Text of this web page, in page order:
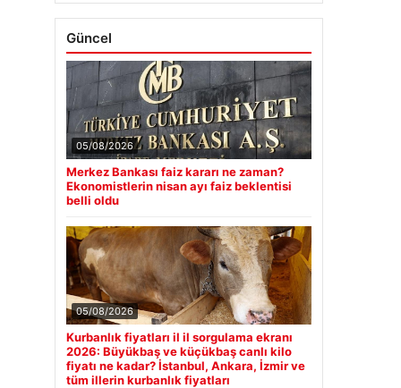
Güncel
05/08/2026
Merkez Bankası faiz kararı ne zaman?
Ekonomistlerin nisan ayı faiz beklentisi
belli oldu
05/08/2026
Kurbanlık fiyatları il il sorgulama ekranı
2026: Büyükbaş ve küçükbaş canlı kilo
fiyatı ne kadar? İstanbul, Ankara, İzmir ve
tüm illerin kurbanlık fiyatları